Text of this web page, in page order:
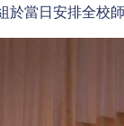
於當日安排全校